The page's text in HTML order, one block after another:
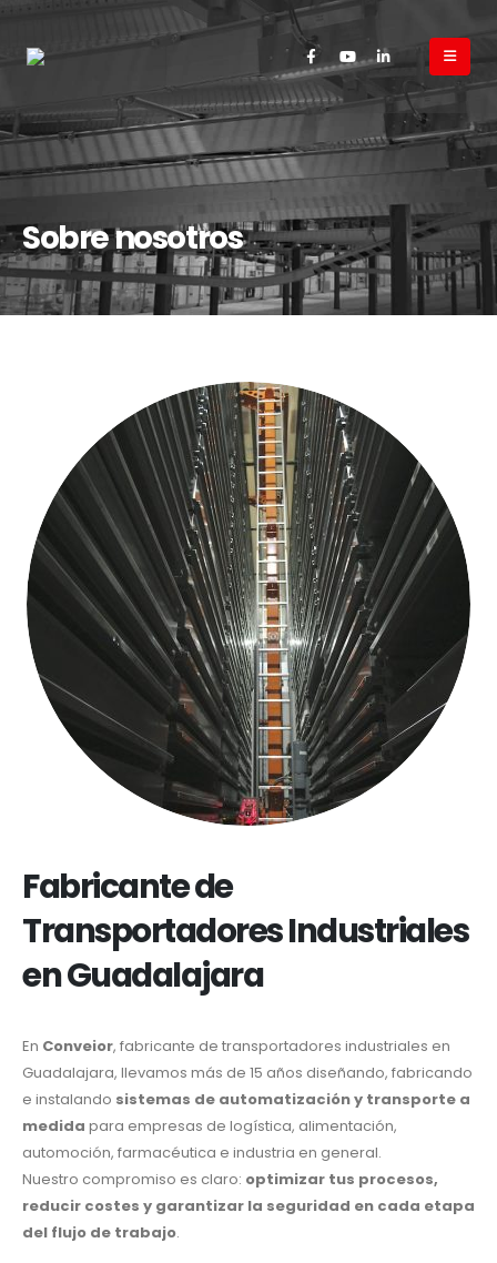
Sobre nosotros
Fabricante de
Transportadores Industriales
en Guadalajara
En Conveior, fabricante de transportadores industriales en
Guadalajara, llevamos más de 15 años diseñando, fabricando
e instalando sistemas de automatización y transporte a
medida para empresas de logística, alimentación,
automoción, farmacéutica e industria en general.
Nuestro compromiso es claro: optimizar tus procesos,
reducir costes y garantizar la seguridad en cada etapa
del flujo de trabajo.